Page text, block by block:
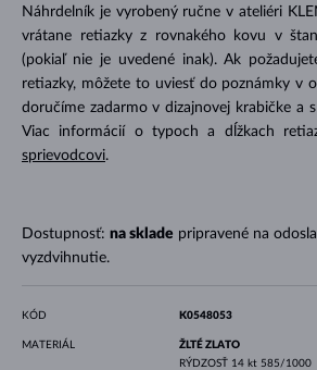
Náhrdelník je vyrobený ručne v ateliéri
vrátane retiazky z rovnakého kovu v
(pokiaľ nie je uvedené inak). Ak
retiazky, môžete to uviesť do poznámky v
doručíme zadarmo v dizajnovej krabičke a
Viac informácií o typoch a dĺžkach
sprievodcovi.
Dostupnosť: na sklade pripravené na
vyzdvihnutie.
KÓD K0548053
MATERIÁL
ŽLTÉ ZLATO
RÝDZOSŤ 14 kt 585/1000